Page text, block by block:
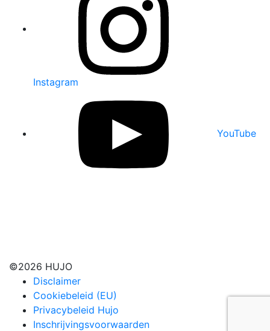
Instagram
YouTube
©2026 HUJO
Disclaimer
Cookiebeleid (EU)
Privacybeleid Hujo
Inschrijvingsvoorwaarden